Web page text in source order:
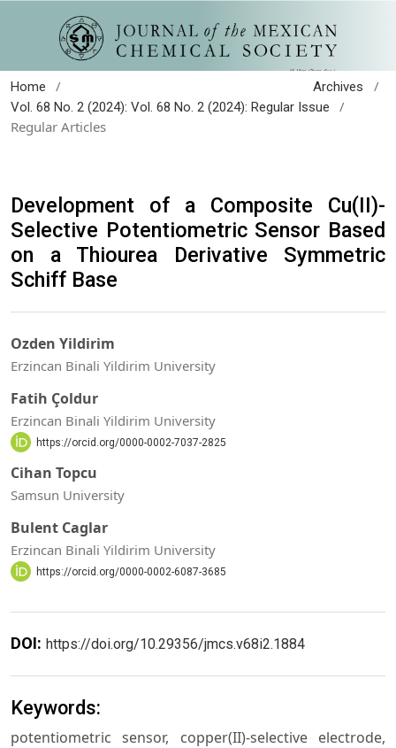
Home / Archives /
Vol. 68 No. 2 (2024): Vol. 68 No. 2 (2024): Regular Issue
/
Regular Articles
Development of a Composite Cu(II)-
Selective Potentiometric Sensor Based
on a Thiourea Derivative Symmetric
Schiff Base
Ozden Yildirim
Erzincan Binali Yildirim University
Fatih Çoldur
Erzincan Binali Yildirim University
https://orcid.org/0000-0002-7037-2825
Cihan Topcu
Samsun University
Bulent Caglar
Erzincan Binali Yildirim University
https://orcid.org/0000-0002-6087-3685
DOI: https://doi.org/10.29356/jmcs.v68i2.1884
Keywords:
potentiometric sensor, copper(II)-selective electrode,